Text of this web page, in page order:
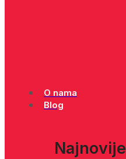
O nama
Blog
Najnovije